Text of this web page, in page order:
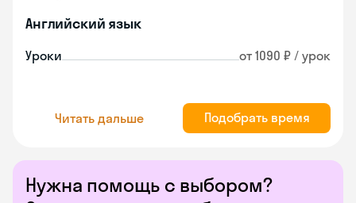
Нужна помощь с выбором?
Английский язык
Уроки от 1090 ₽ / урок
Читать дальше Подобрать время